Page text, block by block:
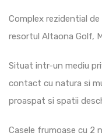
Complex rezidential
resortul Altaona Golf,
Situat intr-un mediu
contact cu natura si
proaspat si spatii
Casele frumoase cu 2